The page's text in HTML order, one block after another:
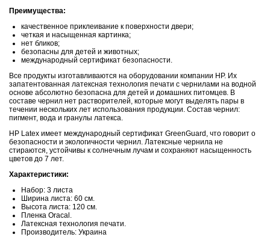
Преимущества:
качественное приклеивание к поверхности двери;
четкая и насыщенная картинка;
нет бликов;
безопасны для детей и животных;
международный сертификат безопасности.
Все продукты изготавливаются на оборудовании компании НР. Их
запатентованная латексная технология печати с чернилами на водной
основе абсолютно безопасна для детей и домашних питомцев. В
составе чернил нет растворителей, которые могут выделять пары в
течении нескольких лет использования продукции. Состав чернил:
пигмент, вода и гранулы латекса.
HP Latex имеет международный сертификат GreenGuard, что говорит о
безопасности и экологичности чернил. Латексные чернила не
стираются, устойчивы к солнечным лучам и сохраняют насыщенность
цветов до 7 лет.
Характеристики:
Набор: 3 листа
Ширина листа: 60 см.
Высота листа: 120 см.
Пленка Oracal.
Латексная технология печати.
Производитель: Украина